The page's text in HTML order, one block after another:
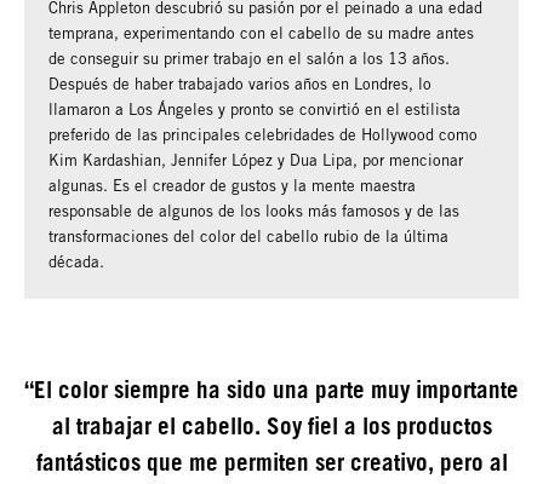
Chris Appleton descubrió su pasión por el peinado a una edad
temprana, experimentando con el cabello de su madre antes
de conseguir su primer trabajo en el salón a los 13 años.
Después de haber trabajado varios años en Londres, lo
llamaron a Los Ángeles y pronto se convirtió en el estilista
preferido de las principales celebridades de Hollywood como
Kim Kardashian, Jennifer López y Dua Lipa, por mencionar
algunas. Es el creador de gustos y la mente maestra
responsable de algunos de los looks más famosos y de las
transformaciones del color del cabello rubio de la última
década.
“El color siempre ha sido una parte muy importante
al trabajar el cabello. Soy fiel a los productos
fantásticos que me permiten ser creativo, pero al